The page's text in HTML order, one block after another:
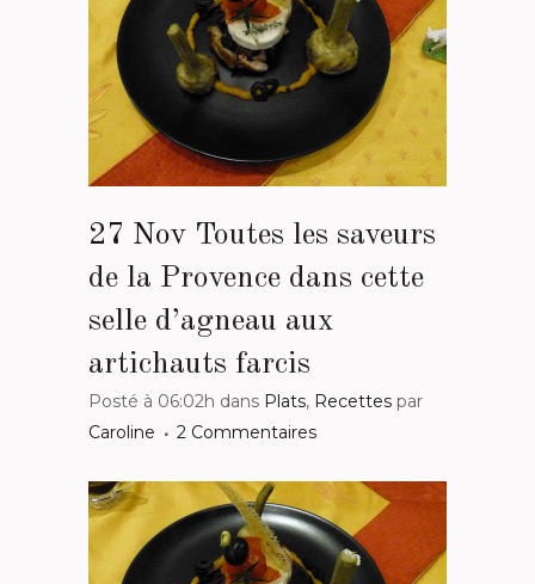
27 Nov Toutes les saveurs
de la Provence dans cette
selle d’agneau aux
artichauts farcis
Posté à 06:02h dans Plats, Recettes par
Caroline
2 Commentaires